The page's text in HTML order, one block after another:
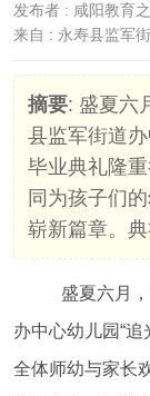
发布者 : 咸阳教育
来自 : 永寿县监军
摘要: 盛夏六
县监军街道
毕业典礼隆
同为孩子们
崭新篇章。
盛夏六月
办中心幼儿园“追
全体师幼与家长